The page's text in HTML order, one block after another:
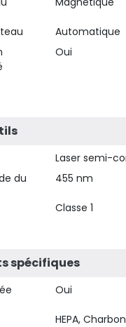
Automatique
Oui
Laser semi-
du
455 nm
Classe 1
spécifiques
Oui
HEPA, Charbon